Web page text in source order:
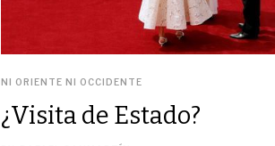
NI ORIENTE NI OCCIDENTE
¿Visita de Estado?